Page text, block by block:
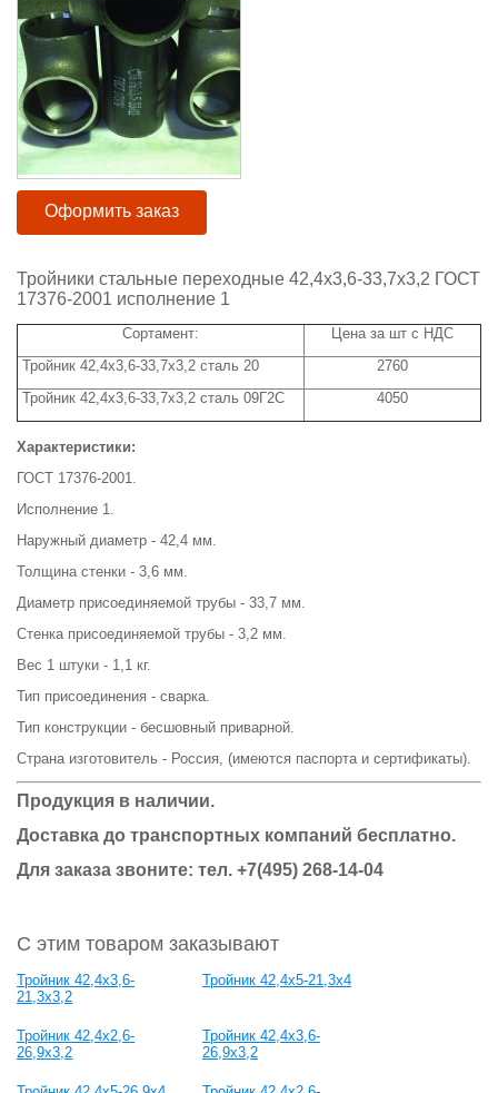
Оформить заказ
Тройники стальные переходные 42,4x3,6-33,7x3,2 ГОСТ
17376-2001 исполнение 1
Сортамент:
Цена за шт с НДС
Тройник 42,4x3,6-33,7х3,2 сталь 20
2760
Тройник 42,4х3,6-33,7х3,2 сталь 09Г2С
4050
Характеристики:
ГОСТ 17376-2001.
Исполнение 1.
Наружный диаметр - 42,4 мм.
Толщина стенки - 3,6 мм.
Диаметр присоединяемой трубы - 33,7 мм.
Стенка присоединяемой трубы - 3,2 мм.
Вес 1 штуки - 1,1 кг.
Тип присоединения - сварка.
Тип конструкции - бесшовный приварной.
Страна изготовитель - Россия, (имеются паспорта и сертификаты).
Продукция в наличии.
Доставка до транспортных компаний бесплатно.
Для заказа звоните: тел. +7(495) 268-14-04
С этим товаром заказывают
Тройник 42,4x3,6-
21,3x3,2
Тройник 42,4x5-21,3x4
Тройник 42,4x2,6-
26,9x3,2
Тройник 42,4x3,6-
26,9x3,2